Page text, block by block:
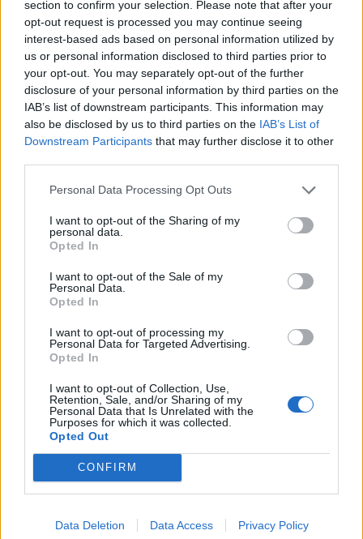
section to confirm your selection. Please note that after your
opt-out request is processed you may continue seeing
interest-based ads based on personal information utilized by
us or personal information disclosed to third parties prior to
your opt-out. You may separately opt-out of the further
disclosure of your personal information by third parties on the
IAB’s list of downstream participants. This information may
also be disclosed by us to third parties on the IAB’s List of
Downstream Participants that may further disclose it to other
Personal Data Processing Opt Outs
I want to opt-out of the Sharing of my
personal data.
Opted In
I want to opt-out of the Sale of my
Personal Data.
Opted In
I want to opt-out of processing my
Personal Data for Targeted Advertising.
Opted In
I want to opt-out of Collection, Use,
Retention, Sale, and/or Sharing of my
Personal Data that Is Unrelated with the
Purposes for which it was collected.
Opted Out
CONFIRM
Data Deletion Data Access Privacy Policy
·Ti stimo ·Rispondi
Deaj:Chamecat istighi proprio alla violenza!!😅
·Ti stimo·Rispondi
1
·Ti stimo·Rispondi
Chamecat
1
29 Marzo 2021 alle ore 19:49
· Ti stimo
Deaj:Gargoil hai una chance approfitta 😅
·Ti stimo·Rispondi
Deaj:Chamecat e jaa lo dico io😑
Ti stimo·Rispondi
1
29 Marzo 2021 alle ore 19:50